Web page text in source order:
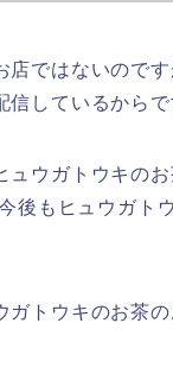
ではないので
しているからで
ウガトウキの
もヒュウガト
トウキのお茶